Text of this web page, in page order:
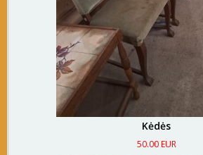
Kėdės
50.00 EUR